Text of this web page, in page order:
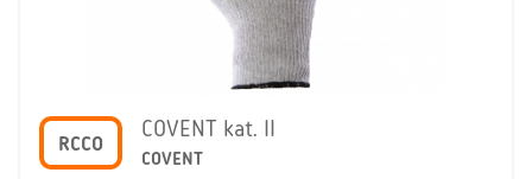
RCCO
COVENT kat. II
COVENT